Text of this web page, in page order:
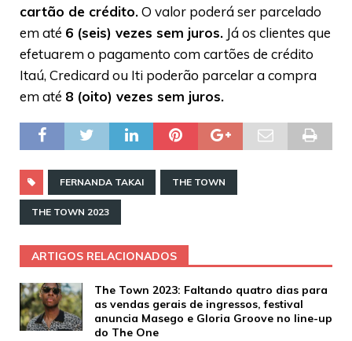
cartão de crédito.O valor poderá ser parcelado
em até 6 (seis) vezes sem juros. Já os clientes que
efetuarem o pagamento com cartões de crédito
Itaú, Credicard ou Iti poderão parcelar a compra
em até 8 (oito) vezes sem juros.
FERNANDA TAKAI THE TOWN
THE TOWN 2023
ARTIGOS RELACIONADOS
The Town 2023: Faltando quatro dias para
as vendas gerais de ingressos, festival
anuncia Masego e Gloria Groove no line-up
do The One